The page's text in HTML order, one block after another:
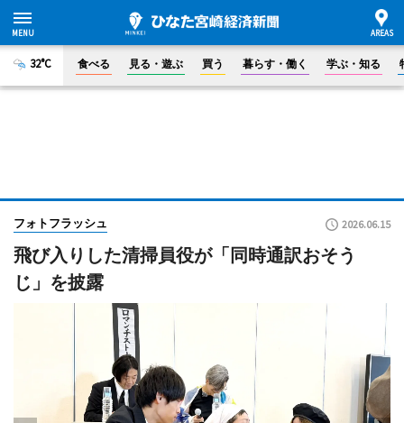
32°C 食べる 見る・遊ぶ 買う 暮らす・働く 学ぶ・知る
フォトフラッシュ 2026.06.15
飛び入りした清掃員役が「同時通訳おそう
じ」を披露